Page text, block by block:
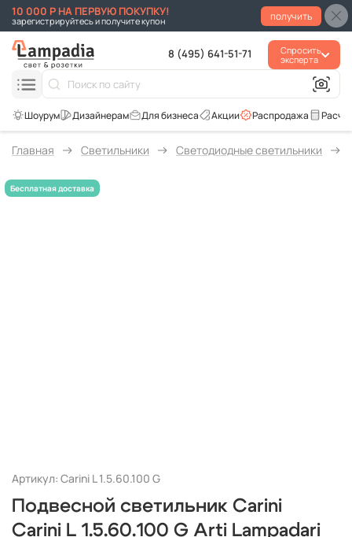
10 000 Р НА ПЕРВУЮ ПОКУПКУ!
зарегистрируйтесь и получите купон получить
8 (495) 641-51-71
Спросить
эксперта
Распродажа
Акции
Для бизнеса
Главная Светильники Светодиодные светильники
Артикул: Carini L 1.5.60.100 G
Подвесной светильник Carini
Carini L 1.5.60.100 G Arti Lampadari